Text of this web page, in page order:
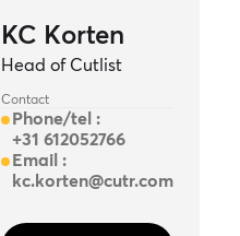
KC Korten
Head of Cutlist
Contact
Phone/tel :
+31 612052766
Email :
kc.korten@cutr.com